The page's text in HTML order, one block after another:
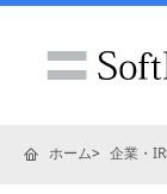
ホーム 企業・IR